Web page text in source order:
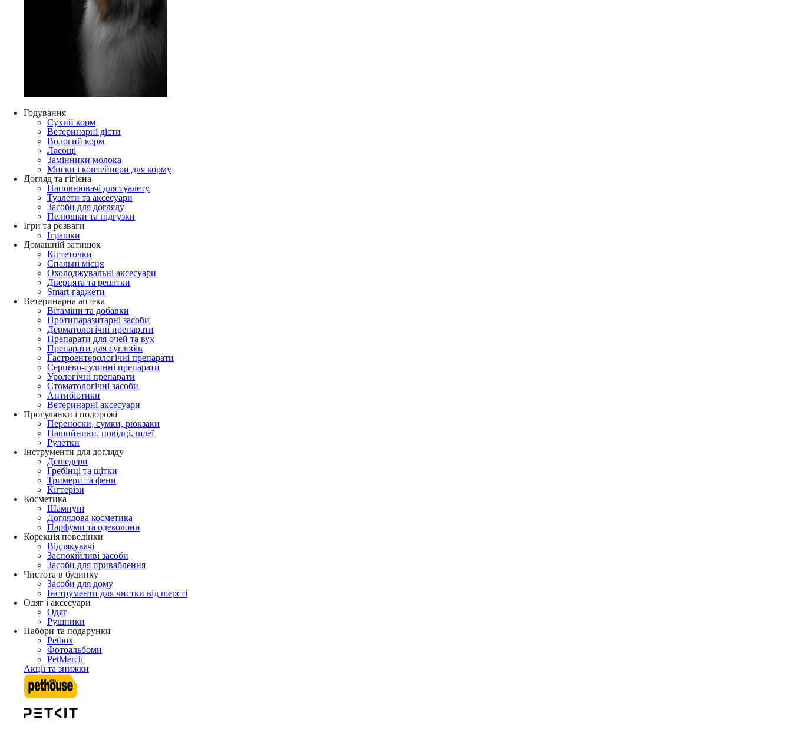
Годування
Сухий корм
Ветеринарні дієти
Вологий корм
Ласощі
Замінники молока
Миски і контейнери для корму
Догляд та гігієна
Наповнювачі для туалету
Туалети та аксесуари
Засоби для догляду
Пелюшки та підгузки
Ігри та розваги
Іграшки
Домашній затишок
Кігтеточки
Спальні місця
Охолоджувальні аксесуари
Дверцята та решітки
Smart-гаджети
Ветеринарна аптека
Вітаміни та добавки
Протипаразитарні засоби
Дерматологічні препарати
Препарати для очей та вух
Препарати для суглобів
Гастроентерологічні препарати
Серцево-судинні препарати
Урологічні препарати
Стоматологічні засоби
Антибіотики
Ветеринарні аксесуари
Прогулянки і подорожі
Переноски, сумки, рюкзаки
Нашийники, повідці, шлеї
Рулетки
Інструменти для догляду
Дешедери
Гребінці та щітки
Тримери та фени
Кігтерізи
Косметика
Шампуні
Доглядова косметика
Парфуми та одеколони
Корекція поведінки
Відлякувачі
Заспокійливі засоби
Засоби для приваблення
Чистота в будинку
Засоби для дому
Інструменти для чистки від шерсті
Одяг і аксесуари
Одяг
Рушники
Набори та подарунки
Petbox
Фотоальбоми
PetMerch
Акції та знижки